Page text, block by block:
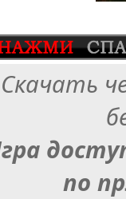
Скачать
по